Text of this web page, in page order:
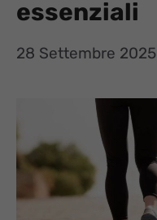
essenziali
28 Settembre 2025